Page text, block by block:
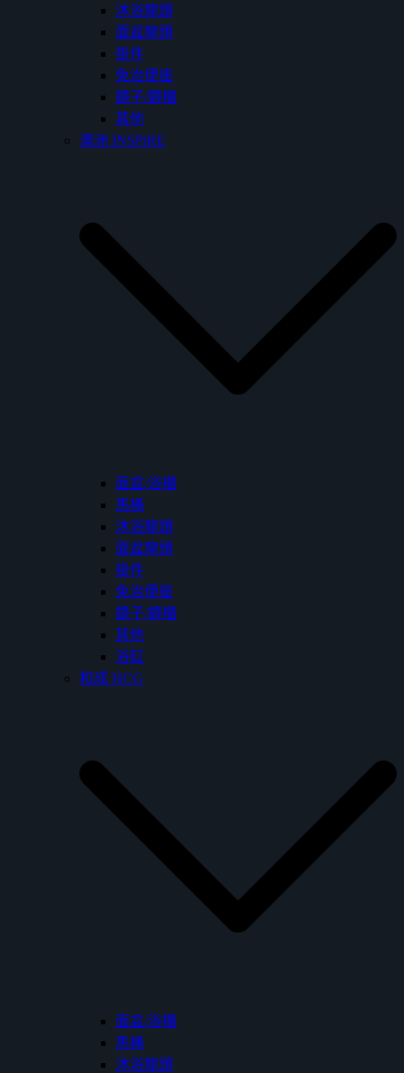
沐浴龍頭
面盆龍頭
掛件
免治便座
鏡子/鏡櫃
其他
澳洲 INSPiRE
面盆/浴櫃
馬桶
沐浴龍頭
面盆龍頭
掛件
免治便座
鏡子/鏡櫃
其他
浴缸
和成 HCG
面盆/浴櫃
馬桶
沐浴龍頭